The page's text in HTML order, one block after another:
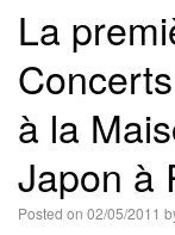
La
à la
Japon à
Posted on 02/05/2011